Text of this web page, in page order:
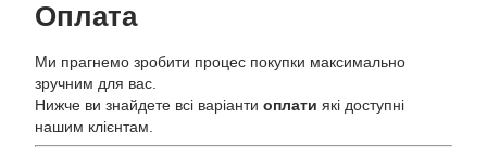
Оплата
Ми прагнемо зробити процес покупки максимально
зручним для вас.
Нижче ви знайдете всі варіанти оплати які доступні
нашим клієнтам.